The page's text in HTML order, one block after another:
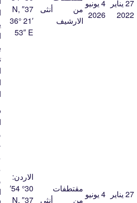
27 يناير
2022
4 يونيو
2026
من
الارشيف
أنثى
37″ N,
36° 21′
53″ E
27 يناير
4 يونيو
مقتطفات
من
أنثى
الاردن:
30° 54′
37″ N,